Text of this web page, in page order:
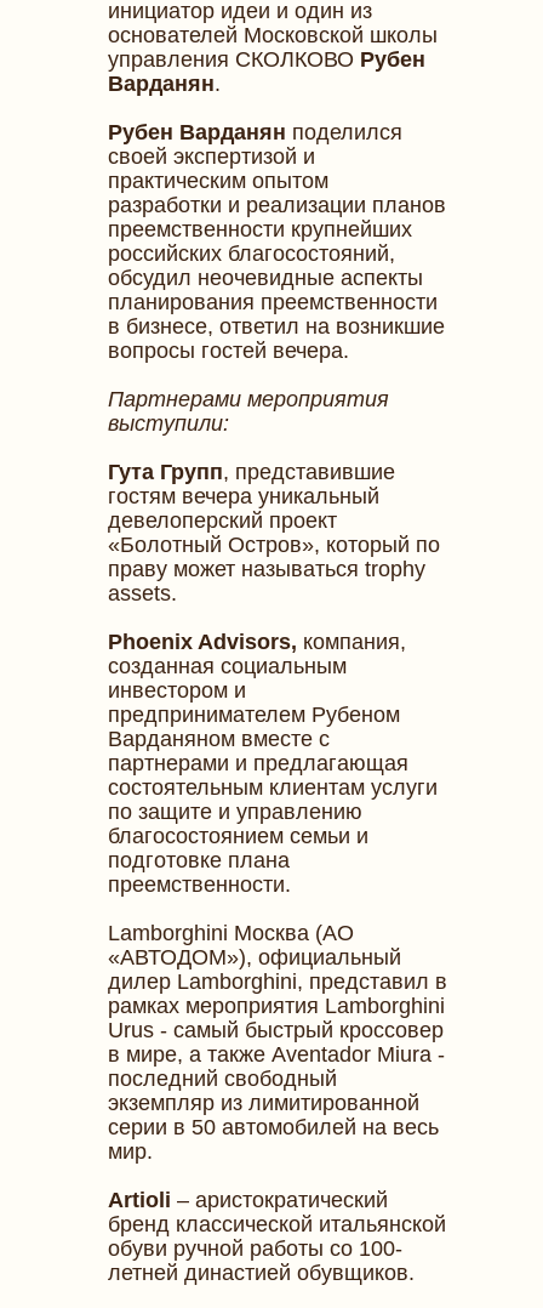
инициатор идеи и один из
основателей Московской школы
управления СКОЛКОВО Рубен
Варданян.
Рубен Варданян поделился
своей экспертизой и
практическим опытом
разработки и реализации планов
преемственности крупнейших
российских благосостояний,
обсудил неочевидные аспекты
планирования преемственности
в бизнесе, ответил на возникшие
вопросы гостей вечера.
Партнерами мероприятия
выступили:
Гута Групп, представившие
гостям вечера уникальный
девелоперский проект
«Болотный Остров», который по
праву может называться trophy
assets.
Phoenix Advisors, компания,
созданная социальным
инвестором и
предпринимателем Рубеном
Варданяном вместе с
партнерами и предлагающая
состоятельным клиентам услуги
по защите и управлению
благосостоянием семьи и
подготовке плана
преемственности.
Lamborghini Москва (АО
«АВТОДОМ»), официальный
дилер Lamborghini, представил в
рамках мероприятия Lamborghini
Urus - самый быстрый кроссовер
в мире, а также Aventador Miura -
последний свободный
экземпляр из лимитированной
серии в 50 автомобилей на весь
мир.
Artioli – аристократический
бренд классической итальянской
обуви ручной работы со 100-
летней династией обувщиков.